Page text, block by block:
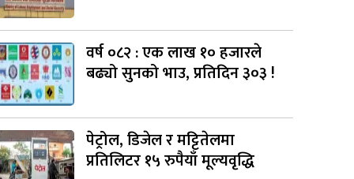
वर्ष ०८२ : एक लाख १० हजारले
बढ्यो सुनको भाउ, प्रतिदिन ३०३ !
पेट्रोल, डिजेल र मट्टितेलमा
प्रतिलिटर १५ रुपैयाँ मूल्यवृद्धि